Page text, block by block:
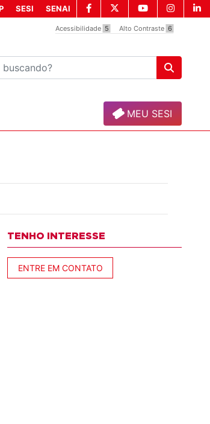
Acessibilidade 5 Alto Contraste 6
SESI SENAI
MEU SESI
TENHO INTERESSE
ENTRE EM CONTATO